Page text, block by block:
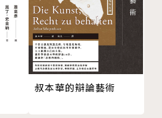
》中〈宗教社會學〉原版和譯本
《中間考察》相關章節的對照
道教》徵引書目現有的中譯本
叔本華的辯論藝術